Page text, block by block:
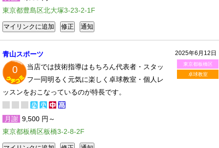
東京都豊島区北大塚3-23-2-1F
2025年6月12日
東京都板橋区
卓球教室
青山スポーツ
0
当店では技術指導はもちろん代表者・スタッ
フ一同明るく元気に楽しく卓球教室・個人レ
ッスンをおこなっているのが特長です。
月謝 9,500 円～
東京都板橋区板橋3-2-8-2F